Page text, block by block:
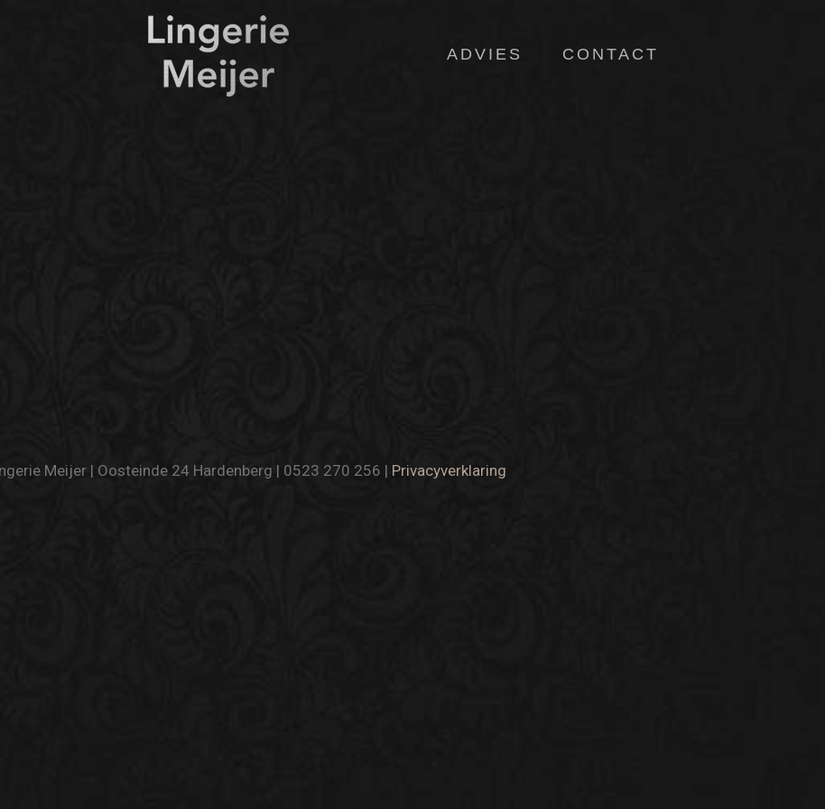
ADVIES CONTACT
Meijer | Oosteinde 24 Hardenberg | 0523 270 256 | Privacyverklaring